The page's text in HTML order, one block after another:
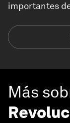
importantes
Más